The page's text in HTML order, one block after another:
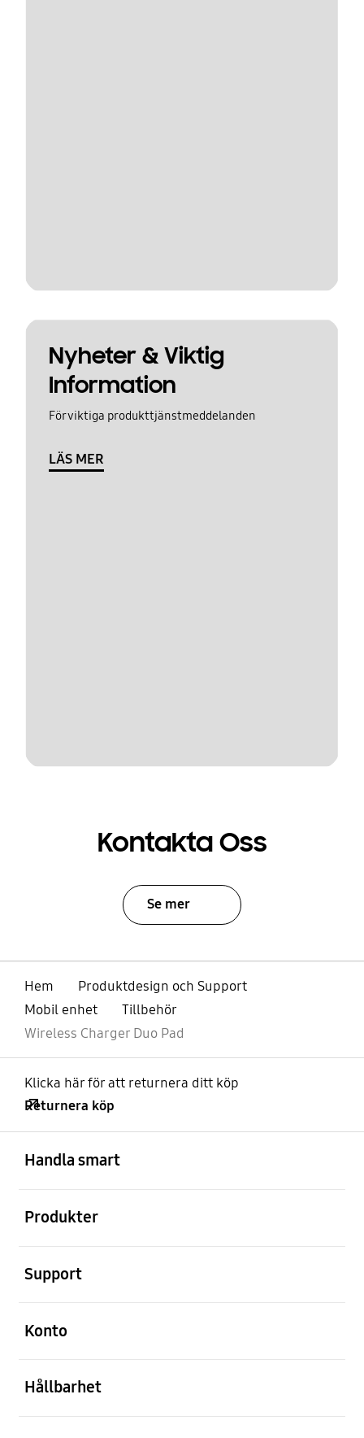
Nyheter & Viktig
Information
För viktiga produkttjänstmeddelanden
LÄS MER
Kontakta Oss
Se mer
Hem
Produktdesign och Support
Mobil enhet
Tillbehör
Wireless Charger Duo Pad
Klicka här för att returnera ditt köp
Returnera köp
Handla smart
Produkter
Support
Konto
Hållbarhet